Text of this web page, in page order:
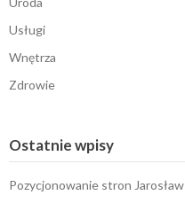
Usługi
Wnętrza
Zdrowie
Ostatnie wpisy
Pozycjonowanie stron Jarosław